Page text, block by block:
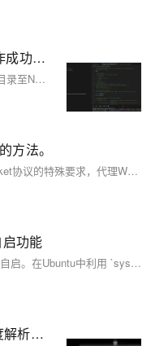
配置nginx容器和php容器协同工作成功，使用ip加端口的方式进行通信
本示例演示如何通过Docker挂载同一宿主目录至Nginx与PHP容器，实现PHP项目运行环境配置。需注意PHP容器中监听地址修改为0.0.0.0:9000，并调整Nginx配置中fastcgi_pass指向正确的IP与端口。同时确保Nginx容器中/var/www/html权限正确，以避免访问问题。
方法。
通过上述配置，Nginx将能够理解WebSocket协议的特殊要求，代理Websocket流量到合适的后端服务器。注意，Websocket并不是HTTP，尽管它最初是通过HTTP请求启动的连接升级，因此保证Nginx了解并能够妥善处理这种升级流程是关键。
功能
至此，Nginx应该已经被正确地设置为开机自启。在Ubuntu中利用 `systemd`对服务进行管理是一种高效的方式，为系统管理员提供了强大的服务管理能力，包括但不限于启动、停止、重启服务，以及配置服务的开机自启动。通过这些简洁的命令，即使是对Linux不太熟悉的用户也能轻松地进行配置。
Nginx SSL/TLS协议栈中配置深度解析与实践指南-优雅草卓伊凡